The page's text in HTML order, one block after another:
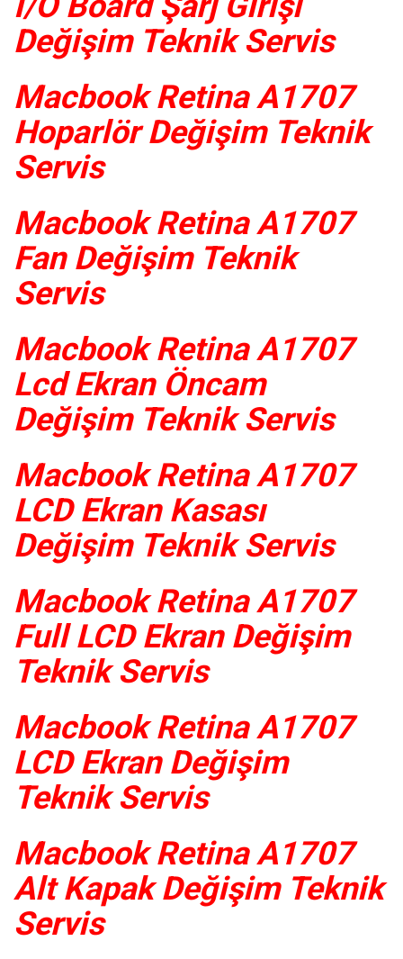
Değişim Teknik Servis
Macbook Retina A1707
Hoparlör Değişim Teknik
Servis
Macbook Retina A1707
Fan Değişim Teknik
Servis
Macbook Retina A1707
Lcd Ekran Öncam
Değişim Teknik Servis
Macbook Retina A1707
LCD Ekran Kasası
Değişim Teknik Servis
Macbook Retina A1707
Full LCD Ekran Değişim
Teknik Servis
Macbook Retina A1707
LCD Ekran Değişim
Teknik Servis
Macbook Retina A1707
Alt Kapak Değişim Teknik
Servis